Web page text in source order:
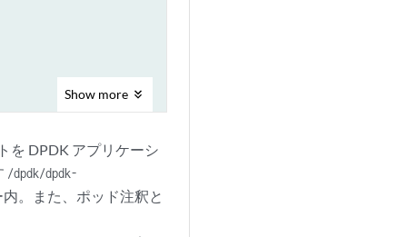
Show more
を DPDK アプリケーシ
/dpdk/dpdk-
。また、ポッド注釈と